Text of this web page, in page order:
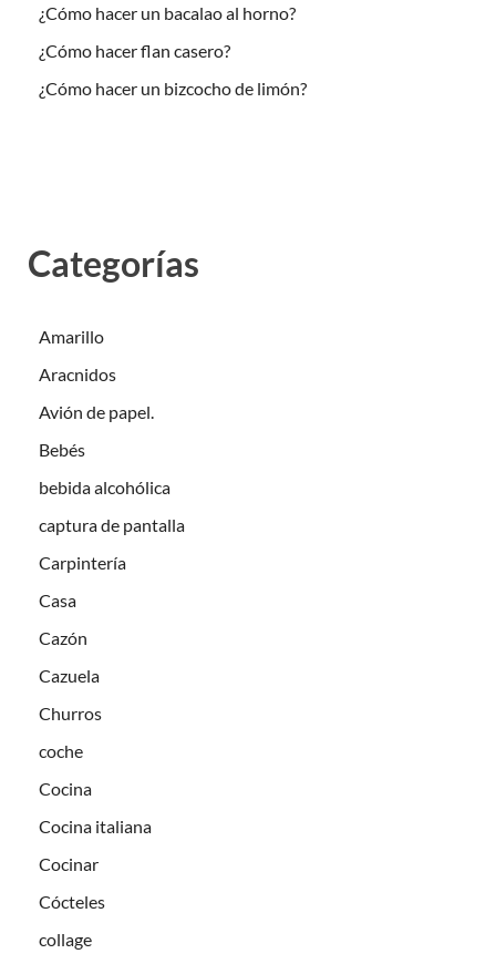
¿Cómo hacer un bacalao al horno?
¿Cómo hacer flan casero?
¿Cómo hacer un bizcocho de limón?
Categorías
Amarillo
Aracnidos
Avión de papel.
Bebés
bebida alcohólica
captura de pantalla
Carpintería
Casa
Cazón
Cazuela
Churros
coche
Cocina
Cocina italiana
Cocinar
Cócteles
collage